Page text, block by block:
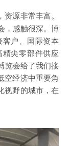
源非常丰富。
，感触很深。博
户、国际资本
精尖零部件供应
览会给了我们接
空经济中重要角
视野的城市，在